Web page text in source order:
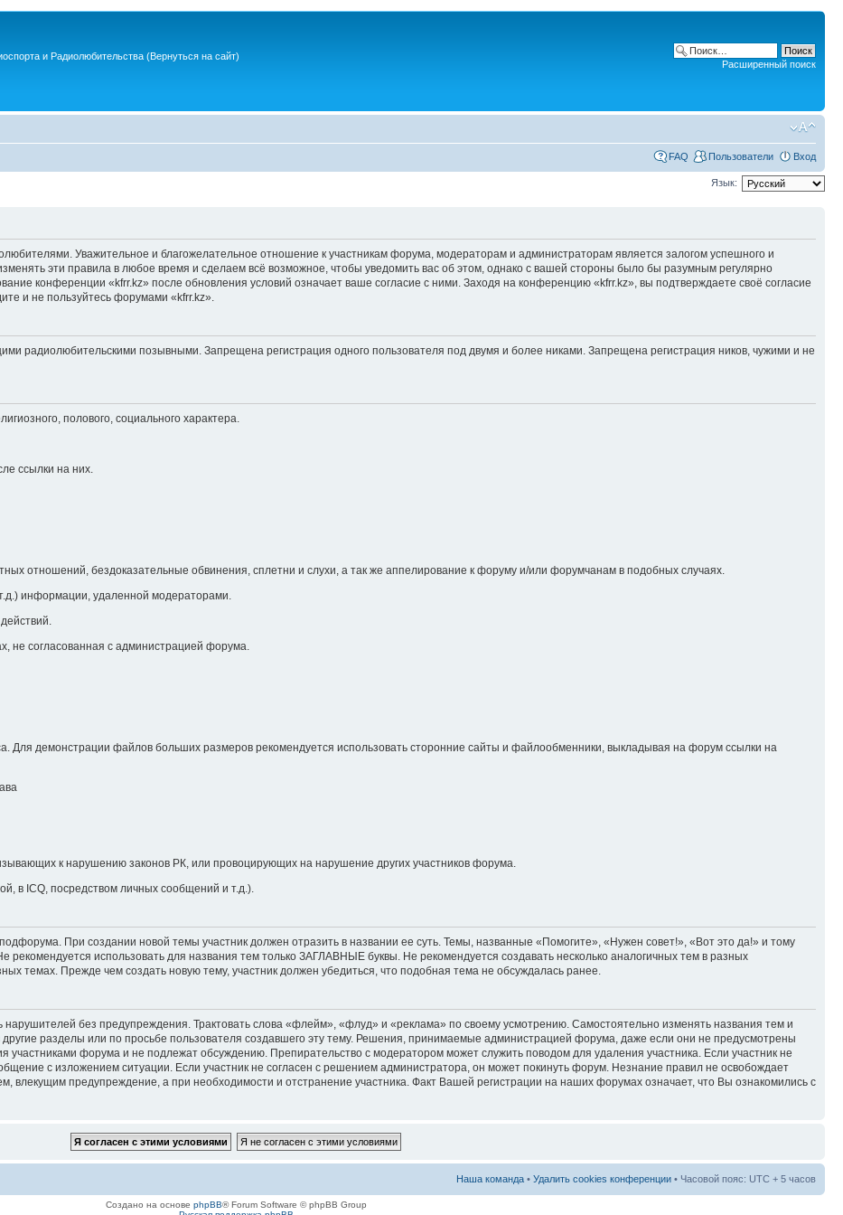
и Радиолюбительства (Вернуться на сайт)
Расширенный поиск
FAQ Пользователи Вход
Язык:
Уважительное и благожелательное отношение к участникам форума, модераторам и администраторам является залогом успешного и
эти правила в любое время и сделаем всё возможное, чтобы уведомить вас об этом, однако с вашей стороны было бы разумным регулярно
конференции «kfrr.kz» после обновления условий означает ваше согласие с ними. Заходя на конференцию «kfrr.kz», вы подтверждаете своё согласие
и не пользуйтесь форумами «kfrr.kz».
радиолюбительскими позывными. Запрещена регистрация одного пользователя под двумя и более никами. Запрещена регистрация ников, чужими и не
полового, социального характера.
ссылки на них.
отношений, бездоказательные обвинения, сплетни и слухи, а так же аппелирование к форуму и/или форумчанам в подобных случаях.
информации, удаленной модераторами.
не согласованная с администрацией форума.
Для демонстрации файлов больших размеров рекомендуется использовать сторонние сайты и файлообменники, выкладывая на форум ссылки на
к нарушению законов РК, или провоцирующих на нарушение других участников форума.
в ICQ, посредством личных сообщений и т.д.).
При создании новой темы участник должен отразить в названии ее суть. Темы, названные «Помогите», «Нужен совет!», «Вот это да!» и тому
использовать для названия тем только ЗАГЛАВНЫЕ буквы. Не рекомендуется создавать несколько аналогичных тем в разных
темах. Прежде чем создать новую тему, участник должен убедиться, что подобная тема не обсуждалась ранее.
без предупреждения. Трактовать слова «флейм», «флуд» и «реклама» по своему усмотрению. Самостоятельно изменять названия тем и
разделы или по просьбе пользователя создавшего эту тему. Решения, принимаемые администрацией форума, даже если они не предусмотрены
форума и не подлежат обсуждению. Препирательство с модератором может служить поводом для удаления участника. Если участник не
с изложением ситуации. Если участник не согласен с решением администратора, он может покинуть форум. Незнание правил не освобождает
влекущим предупреждение, а при необходимости и отстранение участника. Факт Вашей регистрации на наших форумах означает, что Вы ознакомились с
Наша команда • Удалить cookies конференции • Часовой пояс: UTC + 5 часов
Создано на основе phpBB® Forum Software © phpBB Group